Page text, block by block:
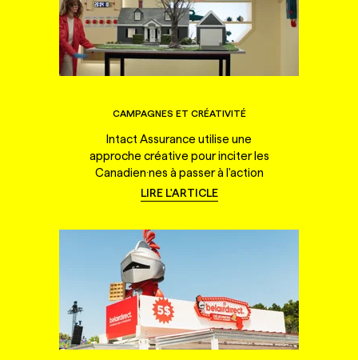
CAMPAGNES ET CRÉATIVITÉ
Intact Assurance utilise une
approche créative pour inciter les
Canadien·nes à passer à l'action
LIRE L'ARTICLE